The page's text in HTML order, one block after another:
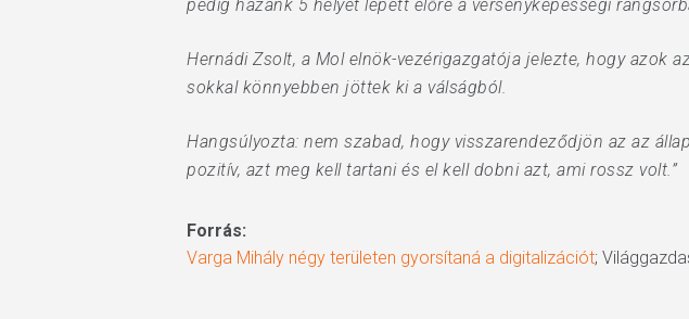
pedig hazánk 5 helyet lépett előre a versenyképességi
Hernádi Zsolt, a Mol elnök-vezérigazgatója jelezte, hogy azok
sokkal könnyebben jöttek ki a válságból.
Hangsúlyozta: nem szabad, hogy visszarendeződjön az az
pozitív, azt meg kell tartani és el kell dobni azt, ami rossz volt.”
Forrás:
Varga Mihály négy területen gyorsítaná a digitalizációt;